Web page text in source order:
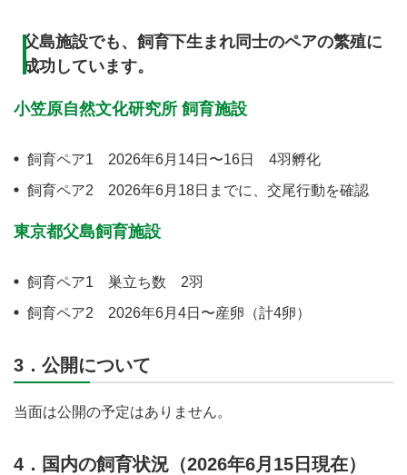
父島施設でも、飼育下生まれ同士のペアの繁殖に
成功しています。
小笠原自然文化研究所 飼育施設
飼育ペア1 2026年6月14日〜16日 4羽孵化
飼育ペア2 2026年6月18日までに、交尾行動を確認
東京都父島飼育施設
飼育ペア1 巣立ち数 2羽
飼育ペア2 2026年6月4日〜産卵（計4卵）
3．公開について
当面は公開の予定はありません。
4．国内の飼育状況（2026年6月15日現在）